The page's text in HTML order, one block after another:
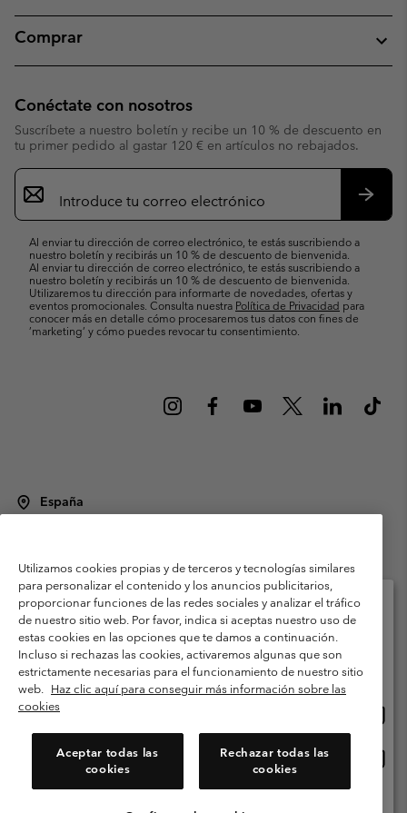
Comprar
Conéctate con nosotros
Suscríbete a nuestro boletín y recibe un 10 % de descuento en
tu primer pedido al gastar 120 € en artículos no rebajados.
Suscripción
de
correo
Al enviar tu dirección de correo electrónico, te estás suscribiendo a
nuestro boletín y recibirás un 10 % de descuento de bienvenida.
Al enviar tu dirección de correo electrónico, te estás suscribiendo a
nuestro boletín y recibirás un 10 % de descuento de bienvenida.
Utilizaremos tu dirección para informarte de novedades, ofertas y
eventos promocionales. Consulta nuestra Política de Privacidad para
conocer más en detalle cómo procesaremos tus datos con fines de
’marketing’ y cómo puedes revocar tu consentimiento.
España
Condiciones de uso
Terminos de Venta
Garantía
Política de Privacidad
Términos y condiciones del programa de miembros
Términos De Uso Del Contenido Generado Por Los Usuarios
Impressum
Cookies Public CBCR
Utilizamos cookies propias y de terceros y tecnologías similares
para personalizar el contenido y los anuncios publicitarios,
proporcionar funciones de las redes sociales y analizar el tráfico
de nuestro sitio web. Por favor, indica si aceptas nuestro uso de
estas cookies en las opciones que te damos a continuación.
Incluso si rechazas las cookies, activaremos algunas que son
estrictamente necesarias para el funcionamiento de nuestro sitio
web. Haz clic aquí para conseguir más información sobre las
cookies
Aceptar todas las
cookies
Rechazar todas las
cookies
Selecciona tu país e idioma envío
Compras en línea disponibles
línea
España
Ver Todos Los Países